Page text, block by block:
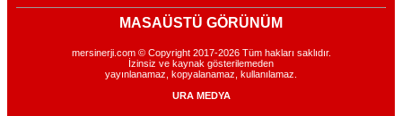
MASAÜSTÜ GÖRÜNÜM
mersinerji.com © Copyright 2017-2026 Tüm hakları saklıdır.
İzinsiz ve kaynak gösterilemeden
yayınlanamaz, kopyalanamaz, kullanılamaz.
URA MEDYA